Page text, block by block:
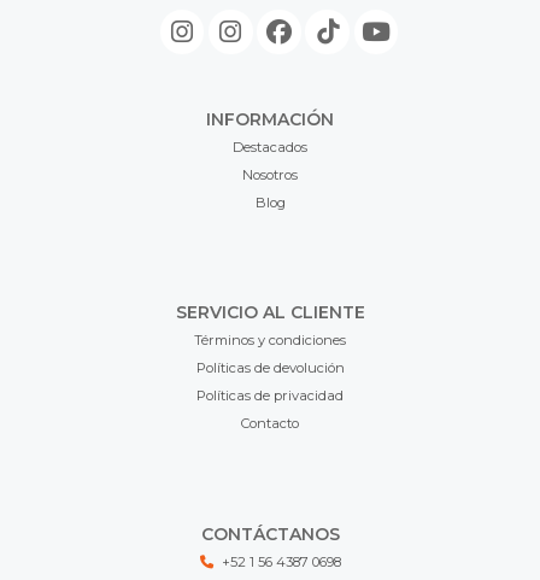
INFORMACIÓN
Destacados
Nosotros
Blog
SERVICIO AL CLIENTE
Términos y condiciones
Políticas de devolución
Políticas de privacidad
Contacto
CONTÁCTANOS
+52 1 56 4387 0698